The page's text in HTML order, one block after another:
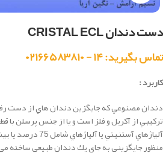
دست دندان CRISTAL ECL
تماس بگیرید: ۱۴ - ۰۲۱۶۶۵۸۳۸۱۰
کاربرد :
دندان مصنوعي كه جايگزين دندان هاي از دست
تركيبي از آكريل و فلز است و يا از جنس پرسلن با
آلياژهاي آستنيتي
منظور جايگزيني به جاي يك دندان طبيعي ساخته